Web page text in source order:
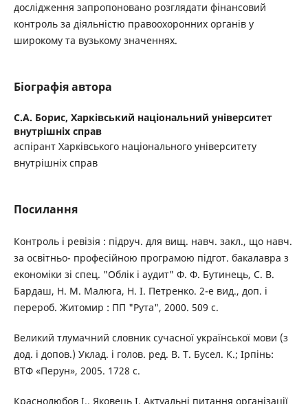
дослідження запропоновано розглядати фінансовий
контроль за діяльністю правоохоронних органів у
широкому та вузькому значеннях.
Біографія автора
С.А. Борис, Харківський національний університет
внутрішніх справ
аспірант Харківського національного університету
внутрішніх справ
Посилання
Контроль і ревізія : підруч. для вищ. навч. закл., що навч.
за освітньо- професійною програмою підгот. бакалавра з
економіки зі спец. "Облік і аудит" Ф. Ф. Бутинець, С. В.
Бардаш, Н. М. Малюга, Н. І. Петренко. 2-е вид., доп. і
перероб. Житомир : ПП "Рута", 2000. 509 с.
Великий тлумачний словник сучасної української мови (з
дод. і допов.) Уклад. і голов. ред. В. Т. Бусел. К.; Ірпінь:
ВТФ «Перун», 2005. 1728 с.
Краснолюбов І., Яковець І. Актуальні питання організації